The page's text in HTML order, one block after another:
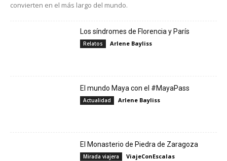
convierten en el más largo del mundo.
Los síndromes de Florencia y París
Relatos Arlene Bayliss
El mundo Maya con el #MayaPass
Actualidad Arlene Bayliss
El Monasterio de Piedra de Zaragoza
Mirada viajera ViajeConEscalas